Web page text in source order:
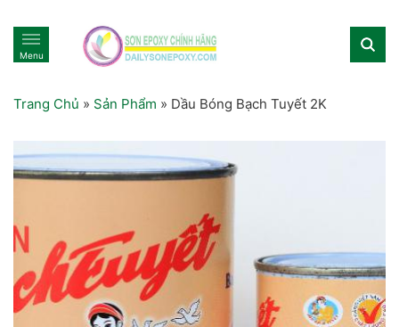
Menu
Trang Chủ » Sản Phẩm » Dầu Bóng Bạch Tuyết 2K